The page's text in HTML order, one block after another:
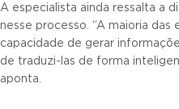
A especialista ainda ressalta a
nesse processo. “A maioria das
capacidade de gerar
de traduzi-las de forma
aponta.